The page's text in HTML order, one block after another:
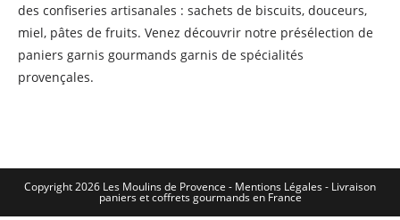
des confiseries artisanales : sachets de biscuits, douceurs,
miel, pâtes de fruits. Venez découvrir notre présélection de
paniers garnis gourmands garnis de spécialités
provençales.
Copyright 2026 Les Moulins de Provence - Mentions Légales - Livraison
paniers et coffrets gourmands en France